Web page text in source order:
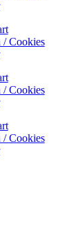
/ Cookies
/ Cookies
/ Cookies